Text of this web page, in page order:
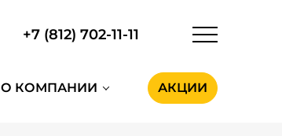
+7 (812) 702-11-11
О КОМПАНИИ АКЦИИ